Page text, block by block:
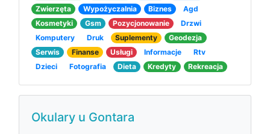
Zwierzęta
Wypożyczalnia Biznes
Agd
Kosmetyki
Gsm Pozycjonowanie
Drzwi
Komputery
Druk Suplementy
Geodezja
Serwis
Finanse Usługi Informacje
Rtv
Dzieci
Fotografia Dieta Kredyty Rekreacja
Okulary u Gontara